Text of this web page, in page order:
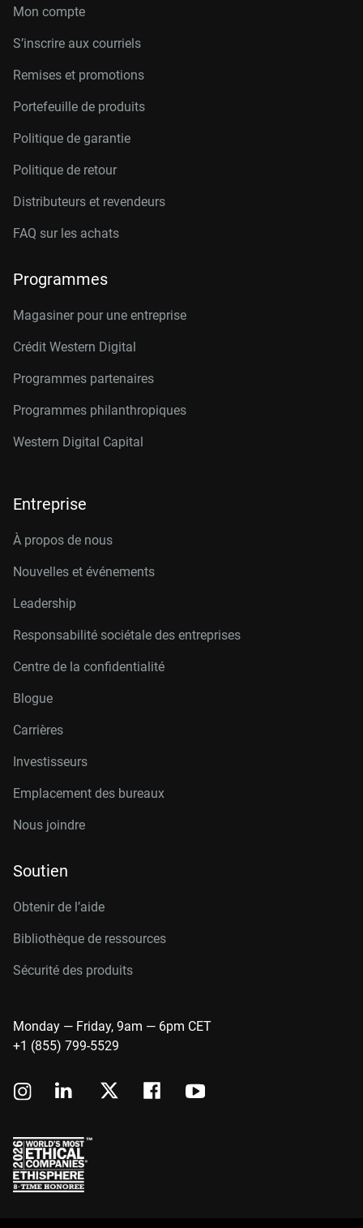
Mon compte
S’inscrire aux courriels
Remises et promotions
Portefeuille de produits
Politique de garantie
Politique de retour
Distributeurs et revendeurs
FAQ sur les achats
Programmes
Magasiner pour une entreprise
Crédit Western Digital
Programmes partenaires
Programmes philanthropiques
Western Digital Capital
Entreprise
À propos de nous
Nouvelles et événements
Leadership
Responsabilité sociétale des entreprises
Centre de la confidentialité
Blogue
Carrières
Investisseurs
Emplacement des bureaux
Nous joindre
Soutien
Obtenir de l’aide
Bibliothèque de ressources
Sécurité des produits
Monday — Friday, 9am — 6pm CET
+1 (855) 799-5529